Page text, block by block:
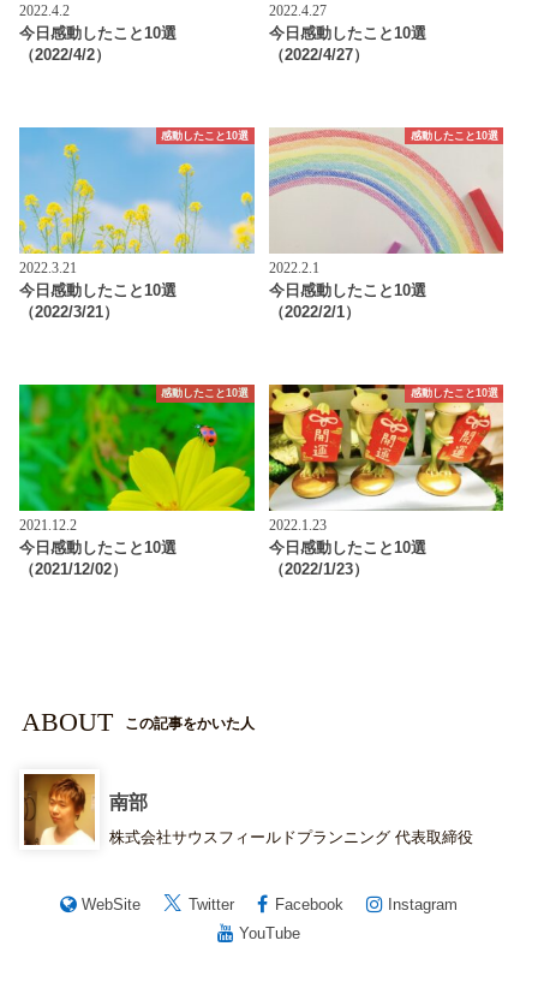
2022.4.2
今日感動したこと10選
（2022/4/2）
2022.4.27
今日感動したこと10選
（2022/4/27）
感動したこと10選
2022.3.21
今日感動したこと10選
（2022/3/21）
感動したこと10選
2022.2.1
今日感動したこと10選
（2022/2/1）
感動したこと10選
2021.12.2
今日感動したこと10選
（2021/12/02）
感動したこと10選
2022.1.23
今日感動したこと10選
（2022/1/23）
ABOUT この記事をかいた人
南部
株式会社サウスフィールドプランニング 代表取締役
WebSite Twitter Facebook
Instagram
YouTube